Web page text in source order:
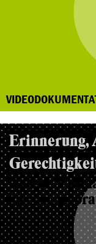
Erinnerung,
Welche
Rassismus